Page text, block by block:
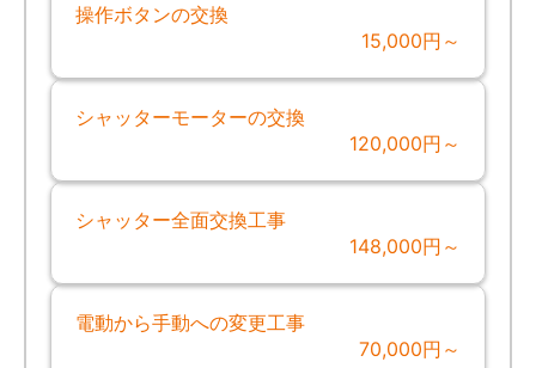
操作ボタンの交換
15,000円～
シャッターモーターの交換
120,000円～
シャッター全面交換工事
148,000円～
電動から手動への変更工事
70,000円～